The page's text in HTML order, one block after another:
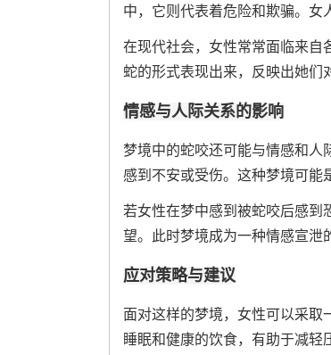
中，它则代表着危险和欺骗。女
在现代社会，女性常常面临来自
蛇的形式表现出来，反映出她们
情感与人际关系的影响
梦境中的蛇咬还可能与情感和人
感到不安或受伤。这种梦境可能
若女性在梦中感到被蛇咬后感到
望。此时梦境成为一种情感宣泄
应对策略与建议
面对这样的梦境，女性可以采取
睡眠和健康的饮食，有助于减